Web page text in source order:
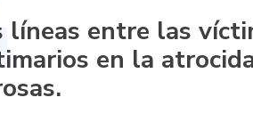
líneas entre las
en la